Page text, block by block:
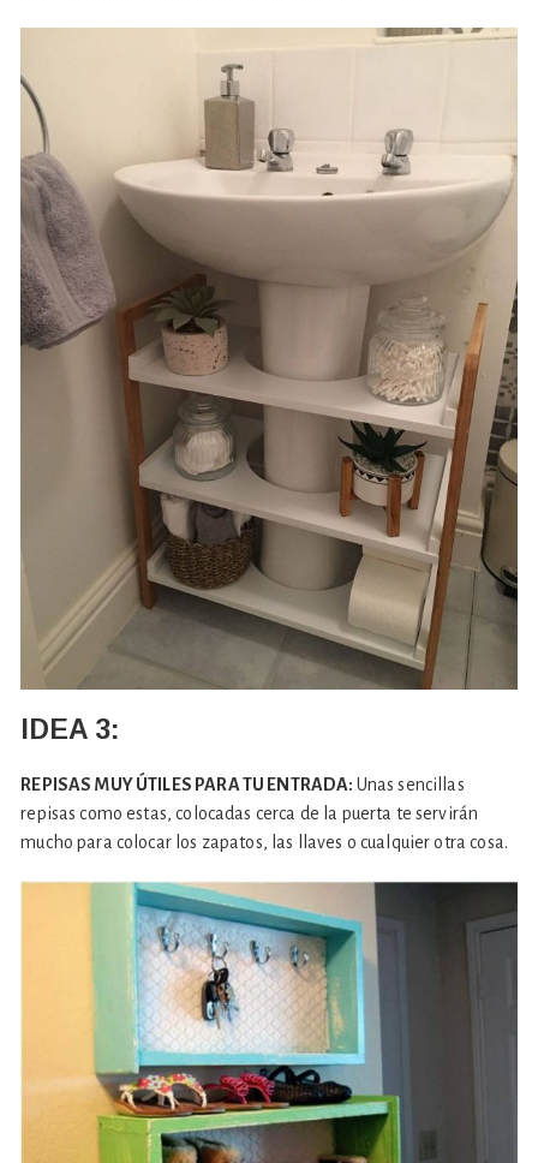
IDEA 3:
REPISAS MUY ÚTILES PARA TU ENTRADA: Unas sencillas
repisas como estas, colocadas cerca de la puerta te servirán
mucho para colocar los zapatos, las llaves o cualquier otra cosa.